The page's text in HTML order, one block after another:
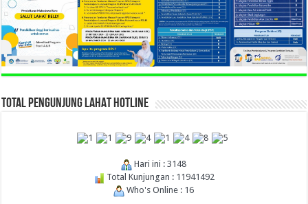
TOTAL PENGUNJUNG LAHAT HOTLINE
Hari ini : 3148
Total Kunjungan : 11941492
Who's Online : 16